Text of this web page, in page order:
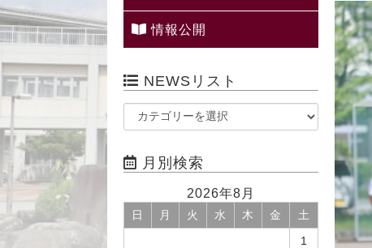
情報公開
NEWSリスト
月別検索
2026年8月
日 月 火 水 木 金 土
1